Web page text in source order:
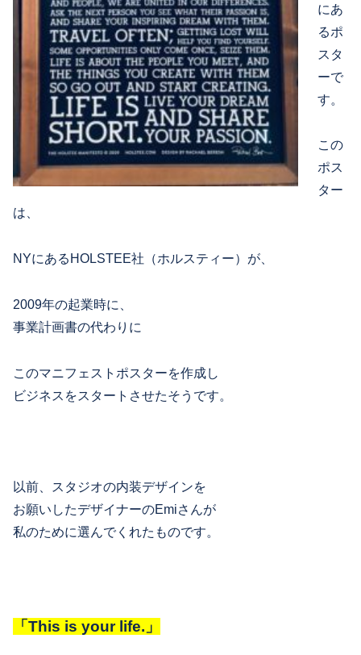
にあ
るポ
スタ
ーで
す。
この
ポス
ター
は、
NYにあるHOLSTEE社（ホルスティー）が、
2009年の起業時に、
事業計画書の代わりに
このマニフェストポスターを作成し
ビジネスをスタートさせたそうです。
以前、スタジオの内装デザインを
お願いしたデザイナーのEmiさんが
私のために選んでくれたものです。
「This is your life.」